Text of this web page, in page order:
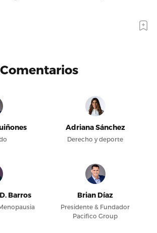
Adriana Sánchez
Derecho y deporte
Barros Brian Díaz
Presidente & Fundador
Pacifico Group